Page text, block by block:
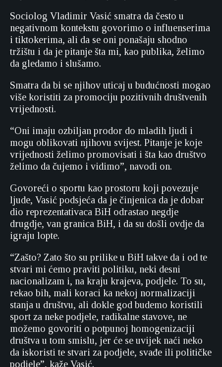
Sociolog Vladimir Vasić smatra da često u
negativnom kontekstu govorimo o influenserima
i tiktokerima, ali da se oni ponašaju shodno
tržištu i da je pitanje šta mi, kao publika, želimo
da gledamo i slušamo.
Smatra da bi se njihov uticaj u budućnosti mogao
više koristiti za promociju pozitivnih društvenih
vrijednosti.
“Oni imaju ozbiljan prodor do mladih ljudi i
mogu oblikovati njihovu svijest. Pitanje je koje
vrijednosti želimo promovisati i šta kao društvo
želimo da čujemo i vidimo”, navodi on.
Govoreći o sportu kao prostoru koji povezuje
ljude, Vasić podsjeća da je činjenica da je dobar
dio reprezentativaca BiH odrastao negdje
drugdje, van granica BiH, i da su došli ovdje da
igraju lopte.
“Zašto? Zato što su prilike u BiH takve da i od te
stvari mi ćemo praviti politiku, neki desni
nacionalizam i, na kraju krajeva, podjele. To su,
rekao bih, mali koraci ka nekoj normalizaciji
stanja u društvu, ali dokle god budemo koristili
sport za neke podjele, radikalne stavove, ne
možemo govoriti o potpunoj homogenizaciji
društva u tom smislu, jer će se uvijek naći neko
da iskoristi te stvari za podjele, svađe ili političke
podjele”, kaže Vasić.